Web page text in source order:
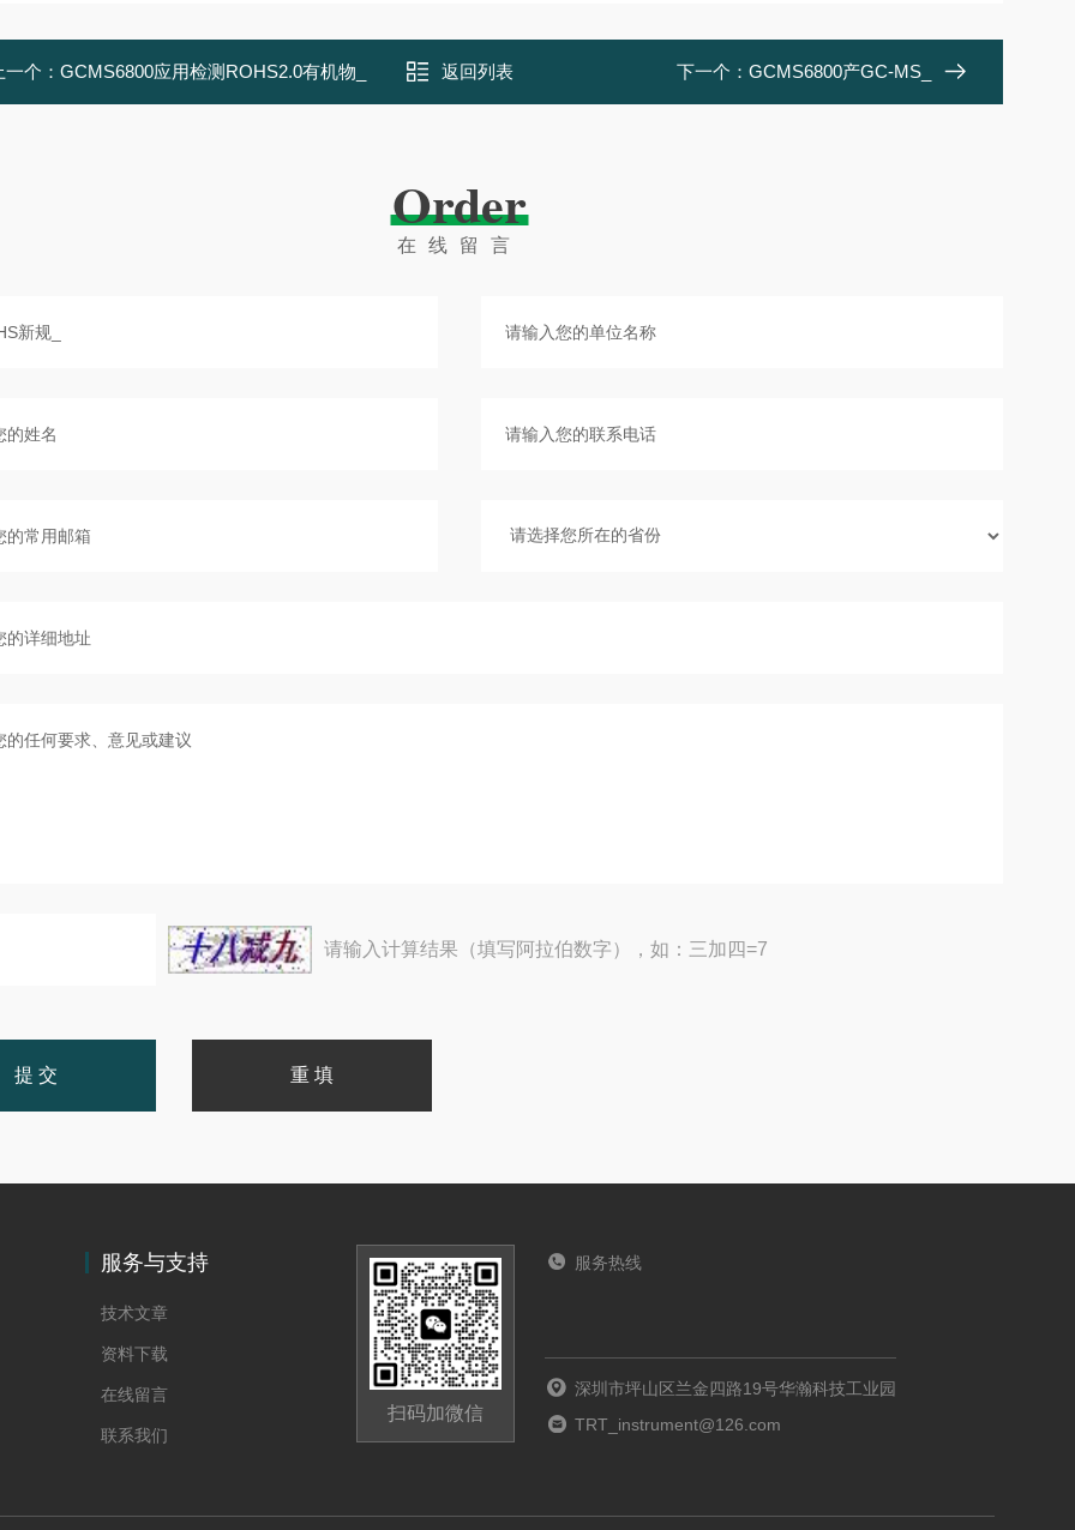
一个： GCMS6800应用检测ROHS2.0有机物_ 返回列表 下一个： GCMS6800产GC-MS_
Order
在线留言
请输入计算结果（填写阿拉伯数字），如：三加四=7
服务与支持
技术文章
资料下载
在线留言
联系我们
扫码加微信
服务热线
深圳市坪山区兰金四路19号华瀚科技工业园
TRT_instrument@126.com